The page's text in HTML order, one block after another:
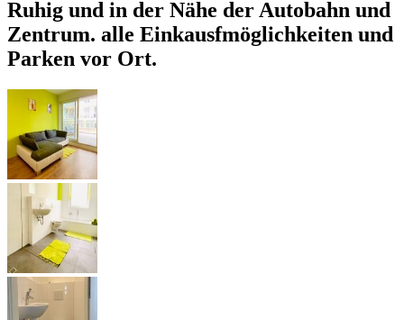
Ruhig und in der Nähe der Autobahn und
Zentrum. alle Einkausfmöglichkeiten und
Parken vor Ort.